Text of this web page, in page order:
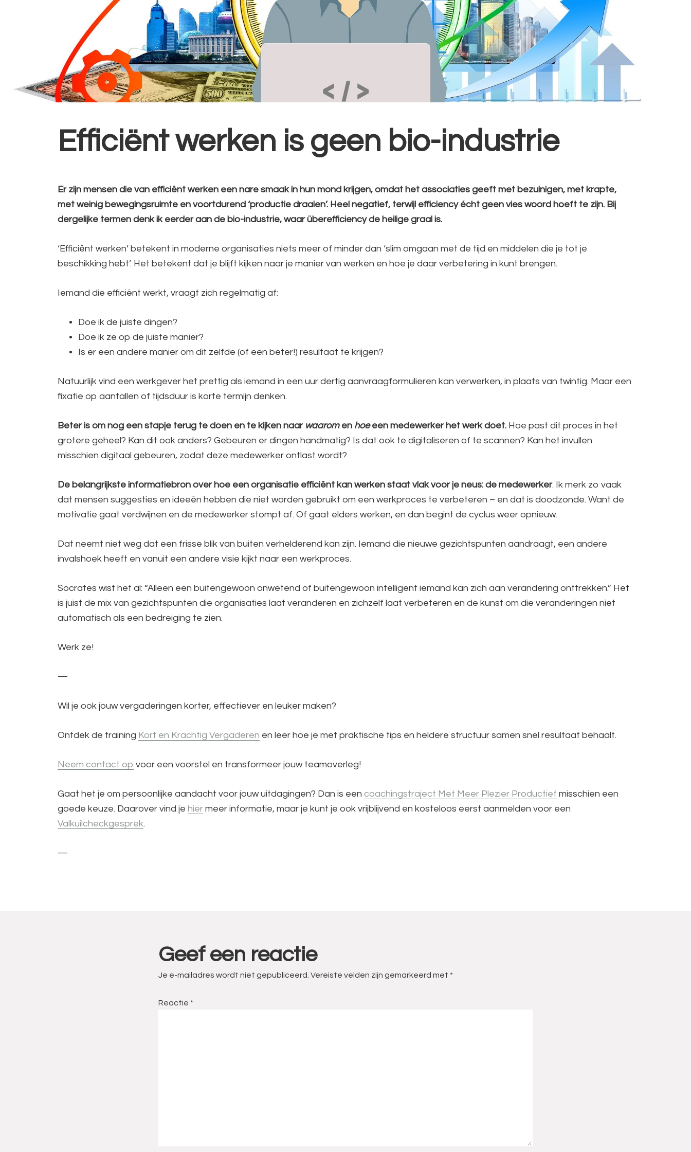
Efficiënt werken is geen bio-industrie
Er zijn mensen die van efficiënt werken een nare smaak in hun mond krijgen, omdat het associaties geeft met bezuinigen, met krapte,
met weinig bewegingsruimte en voortdurend ‘productie draaien’. Heel negatief, terwijl efficiency écht geen vies woord hoeft te zijn. Bij
dergelijke termen denk ik eerder aan de bio-industrie, waar überefficiency de heilige graal is.
‘Efficiënt werken’ betekent in moderne organisaties niets meer of minder dan ‘slim omgaan met de tijd en middelen die je tot je
beschikking hebt’. Het betekent dat je blijft kijken naar je manier van werken en hoe je daar verbetering in kunt brengen.
Iemand die efficiënt werkt, vraagt zich regelmatig af:
Doe ik de juiste dingen?
Doe ik ze op de juiste manier?
Is er een andere manier om dit zelfde (of een beter!) resultaat te krijgen?
Natuurlijk vind een werkgever het prettig als iemand in een uur dertig aanvraagformulieren kan verwerken, in plaats van twintig. Maar een
fixatie op aantallen of tijdsduur is korte termijn denken.
Beter is om nog een stapje terug te doen en te kijken naar waaromen hoeeen medewerker het werk doet. Hoe past dit proces in het
grotere geheel? Kan dit ook anders? Gebeuren er dingen handmatig? Is dat ook te digitaliseren of te scannen? Kan het invullen
misschien digitaal gebeuren, zodat deze medewerker ontlast wordt?
De belangrijkste informatiebron over hoe een organisatie efficiënt kan werken staat vlak voor je neus: de medewerker. Ik merk zo vaak
dat mensen suggesties en ideeën hebben die niet worden gebruikt om een werkproces te verbeteren – en dat is doodzonde. Want de
motivatie gaat verdwijnen en de medewerker stompt af. Of gaat elders werken, en dan begint de cyclus weer opnieuw.
Dat neemt niet weg dat een frisse blik van buiten verhelderend kan zijn. Iemand die nieuwe gezichtspunten aandraagt, een andere
invalshoek heeft en vanuit een andere visie kijkt naar een werkproces.
Socrates wist het al: “Alleen een buitengewoon onwetend of buitengewoon intelligent iemand kan zich aan verandering onttrekken.” Het
is juist de mix van gezichtspunten die organisaties laat veranderen en zichzelf laat verbeteren en de kunst om die veranderingen niet
automatisch als een bedreiging te zien.
Werk ze!
—
Wil je ook jouw vergaderingen korter, effectiever en leuker maken?
Ontdek de training Kort en Krachtig Vergaderen en leer hoe je met praktische tips en heldere structuur samen snel resultaat behaalt.
Neem contact op voor een voorstel en transformeer jouw teamoverleg!
Gaat het je om persoonlijke aandacht voor jouw uitdagingen? Dan is een coachingstraject Met Meer Plezier Productief misschien een
goede keuze. Daarover vind je hier meer informatie, maar je kunt je ook vrijblijvend en kosteloos eerst aanmelden voor een
Valkuilcheckgesprek.
—
InteractiesGeef een reactie
Je e-mailadres wordt niet gepubliceerd. Vereiste velden zijn gemarkeerd met *
Reactie *